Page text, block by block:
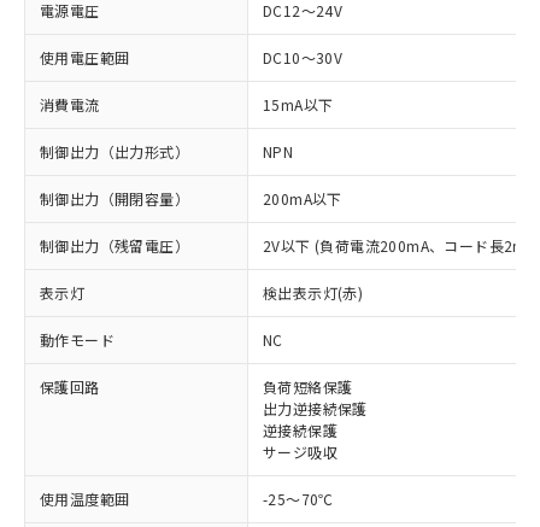
電源電圧 DC12～24V
使用電圧範囲 DC10～30V
消費電流 15mA以下
制御出力（出力形式） NPN
制御出力（開閉容量） 200mA以下
制御出力（残留電圧） 2V以下 (負荷電流200mA、コード長2m
表示灯 検出表示灯(赤)
動作モード NC
保護回路
負荷短絡保護
出力逆接続保護
逆接続保護
サージ吸収
使用温度範囲 -25～70℃
ご利用条件
※1 対応状況
対応済み：EU RoHS指令（10物質）の
非含有に対応した製品が提供可能な商品で
対応予定：EU RoHS指令（10物質）の非含
有に対応した製品に切り替える予定のある